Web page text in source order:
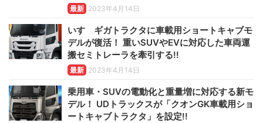
最新 2023年4月14日
いすゞギガトラクタに車載用ショートキャブモ
デルが復活！ 重いSUVやEVに対応した車両運
搬セミトレーラを牽引する!!
最新 2023年4月14日
乗用車・SUVの電動化と重量増に対応する新モ
デル！ UDトラックスが「クオンGK車載用ショ
ートキャブトラクタ」を設定!!